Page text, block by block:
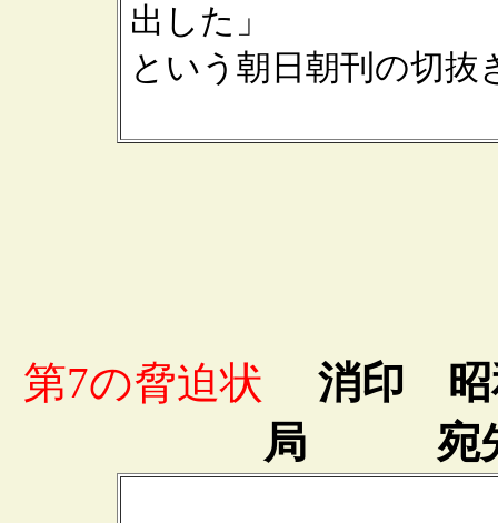
出した」
という朝日朝刊の切抜
第7の脅迫状
消印 昭
局 宛先